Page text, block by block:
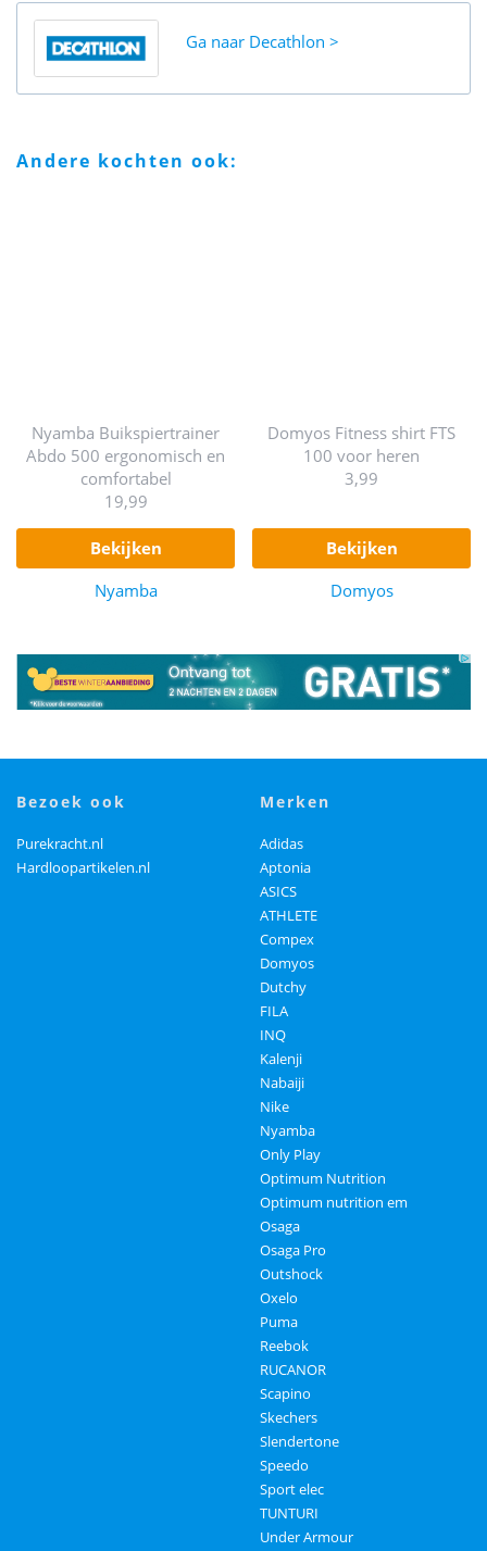
Ga naar Decathlon
andere kochten ook:
Nyamba Buikspiertrainer
Abdo 500 ergonomisch en
comfortabel
19,99
bekijken
Nyamba
Domyos Fitness shirt FTS
100 voor heren
3,99
bekijken
Domyos
bezoek ook
Purekracht.nl
Hardloopartikelen.nl
merken
Adidas
Aptonia
ASICS
ATHLETE
Compex
Domyos
Dutchy
FILA
INQ
Kalenji
Nabaiji
Nike
Nyamba
Only Play
Optimum Nutrition
Optimum nutrition em
Osaga
Osaga Pro
Outshock
Oxelo
Puma
Reebok
RUCANOR
Scapino
Skechers
Slendertone
Speedo
Sport elec
TUNTURI
Under Armour